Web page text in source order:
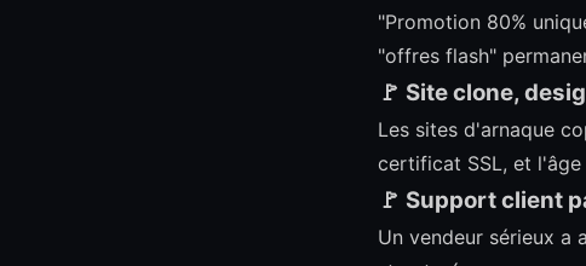
"Promotion 80%
"offres flash"
🚩 Site clone,
Les sites d'arnaque
certificat SSL, et l'âge
🚩 Support client
Un vendeur sérieux a